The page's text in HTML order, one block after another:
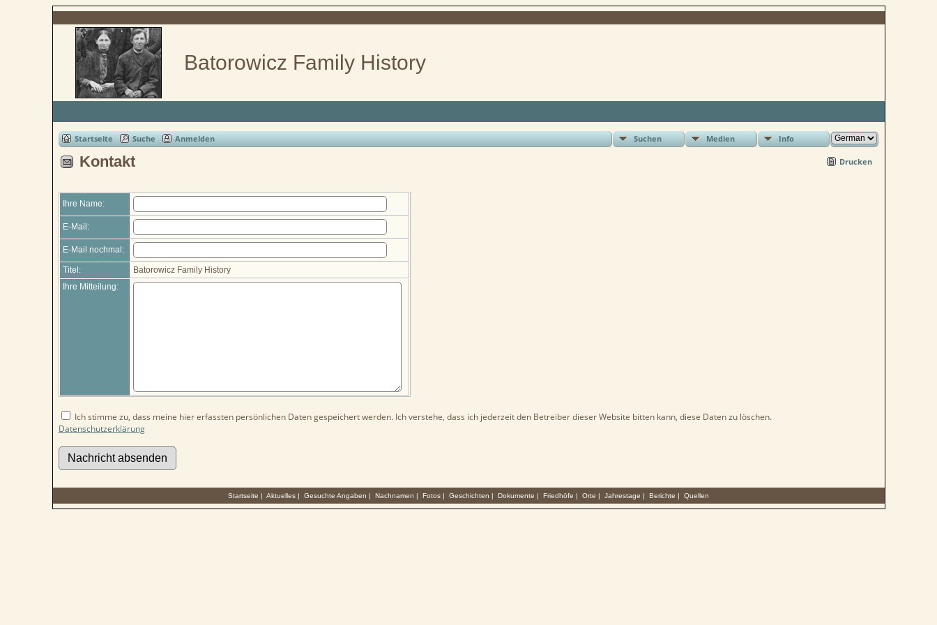
Batorowicz Family History
Startseite Suche Anmelden Suchen Medien Info
Drucken
Kontakt
Ihre Name:
E-Mail:
E-Mail nochmal:
Titel:
Batorowicz Family History
Ihre Mitteilung:
Ich stimme zu, dass meine hier erfassten persönlichen Daten gespeichert werden. Ich verstehe, dass ich jederzeit den Betreiber dieser Website bitten kann, diese Daten zu löschen.
Datenschutzerklärung
Startseite | Aktuelles | Gesuchte Angaben | Nachnamen | Fotos | Geschichten | Dokumente | Friedhöfe | Orte | Jahrestage | Berichte | Quellen